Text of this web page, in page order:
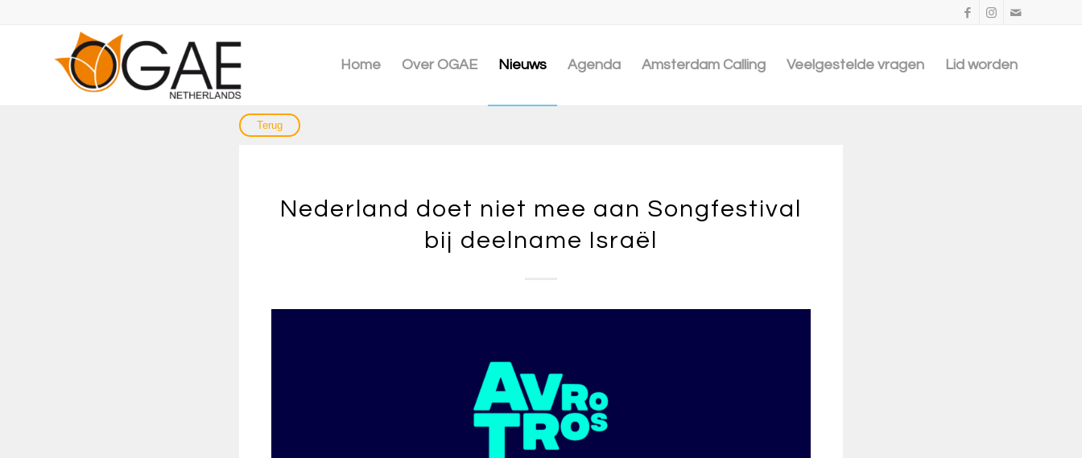
Home Over OGAE Nieuws Agenda Amsterdam Calling Veelgestelde vragen Lid worden
Nederland doet niet mee aan Songfestival
bij deelname Israël